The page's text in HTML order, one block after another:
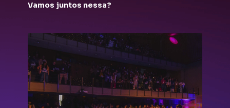
Vamos juntos nessa?